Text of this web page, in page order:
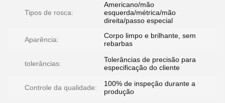
Tipos de rosca:
Americano/mão
esquerda/métrica/mão
direita/passo especial
Aparência:
Corpo limpo e brilhante, sem
rebarbas
tolerâncias:
Tolerâncias de precisão para
especificação do cliente
Controle da qualidade:
100% de inspeção durante a
produção